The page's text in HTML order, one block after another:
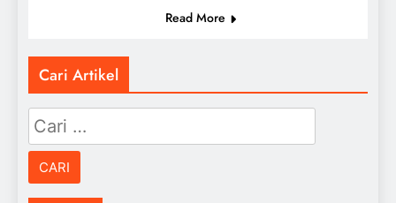
Read More
Cari Artikel
Cari
untuk: